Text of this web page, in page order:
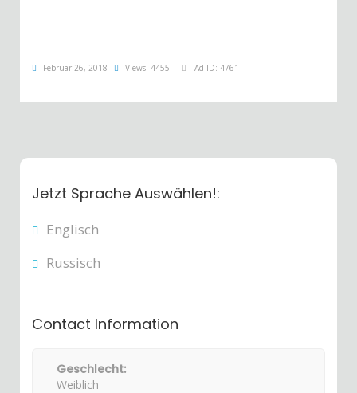
Februar 26, 2018 Views: 4455 Ad ID: 4761
Jetzt Sprache Auswählen!:
Englisch
Russisch
Contact Information
Geschlecht:
Weiblich